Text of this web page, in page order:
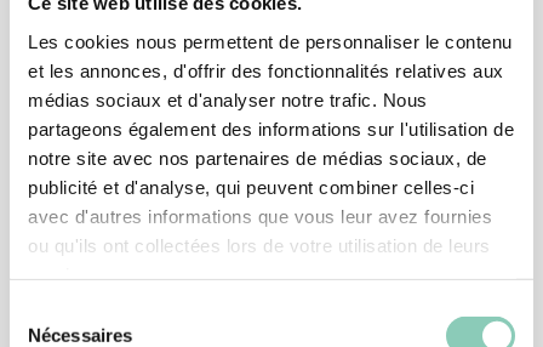
Les cookies nous permettent de personnaliser le contenu
et les annonces, d'offrir des fonctionnalités relatives aux
médias sociaux et d'analyser notre trafic. Nous
partageons également des informations sur l'utilisation de
notre site avec nos partenaires de médias sociaux, de
publicité et d'analyse, qui peuvent combiner celles-ci
avec d'autres informations que vous leur avez fournies
ou qu'ils ont collectées lors de votre utilisation de leurs
Nécessaires